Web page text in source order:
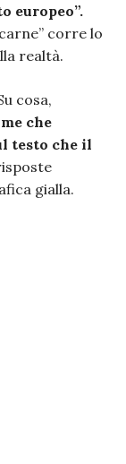
europeo”.
corre lo
realtà.
cosa,
che
testo che il
gialla.